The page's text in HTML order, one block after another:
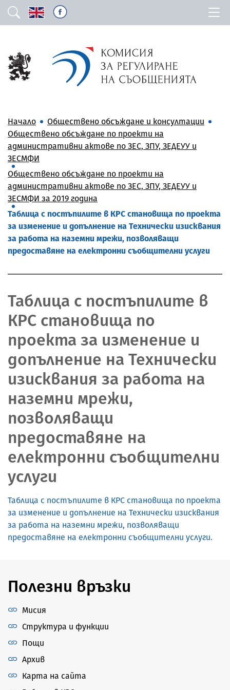
Начало
Обществено обсъждане и консултации
Обществено обсъждане по проекти на
административни актове по ЗЕС, ЗПУ, ЗЕДЕУУ и
ЗЕСМФИ
Обществено обсъждане по проекти на
административни актове по ЗЕС, ЗПУ, ЗЕДЕУУ и
ЗЕСМФИ за 2019 година
Таблица с постъпилите в КРС становища по проекта
за изменение и допълнение на Технически изисквания
за работа на наземни мрежи, позволяващи
предоставяне на електронни съобщителни услуги
Таблица с постъпилите в
КРС становища по
проекта за изменение и
допълнение на Технически
изисквания за работа на
наземни мрежи,
позволяващи
предоставяне на
електронни съобщителни
услуги
Таблица с постъпилите в КРС становища по проекта
за изменение и допълнение на Технически изисквания
за работа на наземни мрежи, позволяващи
предоставяне на електронни съобщителни услуги.
Полезни връзки
Мисия
Структура и функции
Пощи
Архив
Карта на сайта